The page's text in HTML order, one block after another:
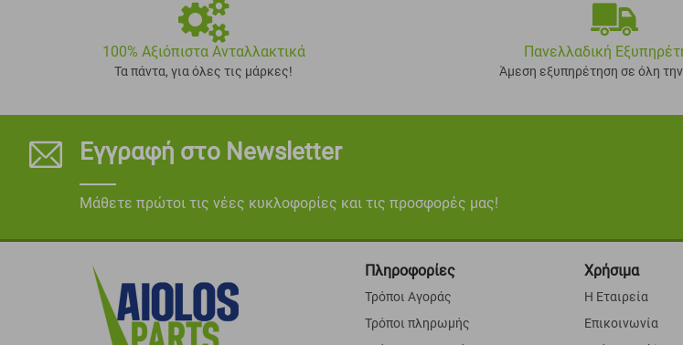
100% Αξιόπιστα Ανταλλακτικά
Τα πάντα, για όλες τις μάρκες!
Πανελλαδική
Άμεση εξυπηρέτηση σε όλη
Εγγραφή στο Newsletter
Μάθετε πρώτοι τις νέες κυκλοφορίες και τις προσφορές μας!
Πληροφορίες
Τρόποι Αγοράς
Τρόποι πληρωμής
Χρήσιμα
Η Εταιρεία
Επικοινωνία